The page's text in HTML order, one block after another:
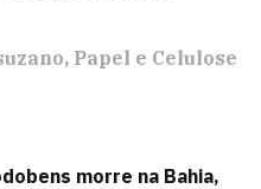
Papel e Celulose
morre na Bahia,